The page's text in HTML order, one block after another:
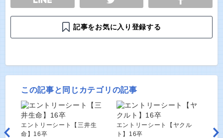
記事をお気に入り登録する
この記事と同じカテゴリの記事
エントリーシート【三井生
命】16卒
エントリーシート【ヤクル
ト】16卒